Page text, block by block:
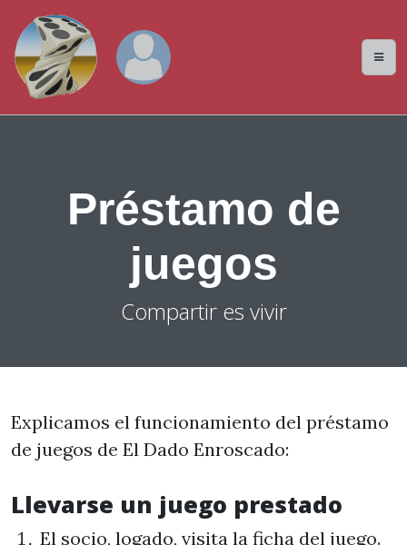
Préstamo de
juegos
Compartir es vivir
Explicamos el funcionamiento del préstamo
de juegos de El Dado Enroscado:
Llevarse un juego prestado
El socio, logado, visita la ficha del juego.